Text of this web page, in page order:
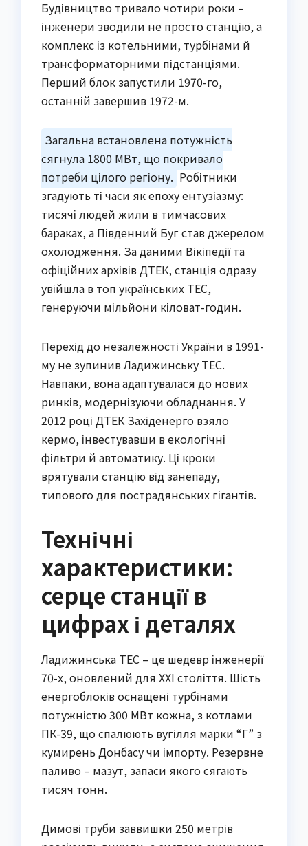
Будівництво тривало чотири роки –
інженери зводили не просто станцію, а
комплекс із котельними, турбінами й
трансформаторними підстанціями.
Перший блок запустили 1970-го,
останній завершив 1972-м.
Загальна встановлена потужність
сягнула 1800 МВт, що покривало
потреби цілого регіону. Робітники
згадують ті часи як епоху ентузіазму:
тисячі людей жили в тимчасових
бараках, а Південний Буг став джерелом
охолодження. За даними Вікіпедії та
офіційних архівів ДТЕК, станція одразу
увійшла в топ українських ТЕС,
генеруючи мільйони кіловат-годин.
Перехід до незалежності України в 1991-
му не зупинив Ладижинську ТЕС.
Навпаки, вона адаптувалася до нових
ринків, модернізуючи обладнання. У
2012 році ДТЕК Західенерго взяло
кермо, інвестувавши в екологічні
фільтри й автоматику. Ці кроки
врятували станцію від занепаду,
типового для пострадянських гігантів.
Технічні
характеристики:
серце станції в
цифрах і деталях
Ладижинська ТЕС – це шедевр інженерії
70-х, оновлений для XXI століття. Шість
енергоблоків оснащені турбінами
потужністю 300 МВт кожна, з котлами
ПК-39, що спалюють вугілля марки “Г” з
кумирень Донбасу чи імпорту. Резервне
паливо – мазут, запаси якого сягають
тисяч тонн.
Димові труби заввишки 250 метрів